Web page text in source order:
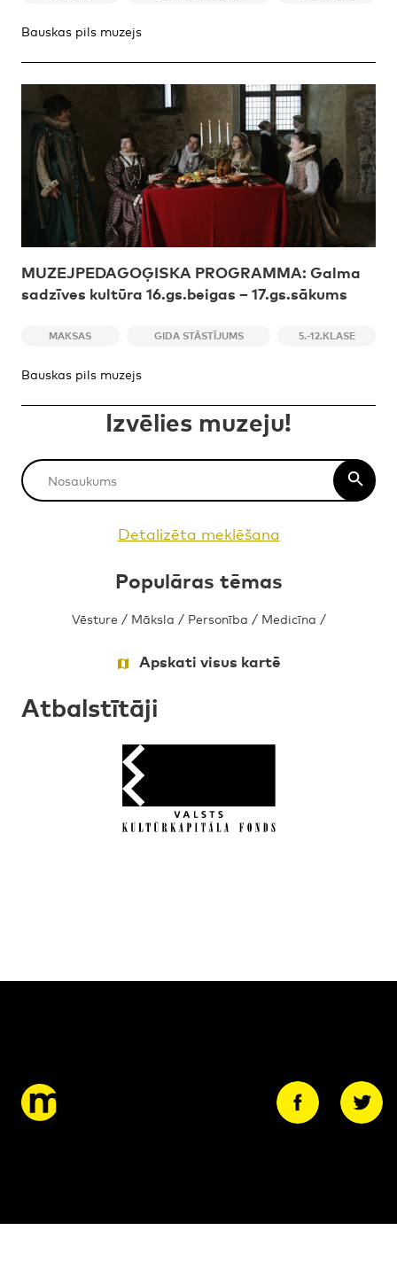
Bauskas pils muzejs
MUZEJPEDAGOĢISKA PROGRAMMA: Galma
sadzīves kultūra 16.gs.beigas – 17.gs.sākums
MAKSAS GIDA STĀSTĪJUMS 5.-12.KLASE
Bauskas pils muzejs
Izvēlies muzeju!
Detalizēta meklēšana
Populāras tēmas
Vēsture / Māksla / Personība / Medicīna /
Apskati visus kartē
Atbalstītāji